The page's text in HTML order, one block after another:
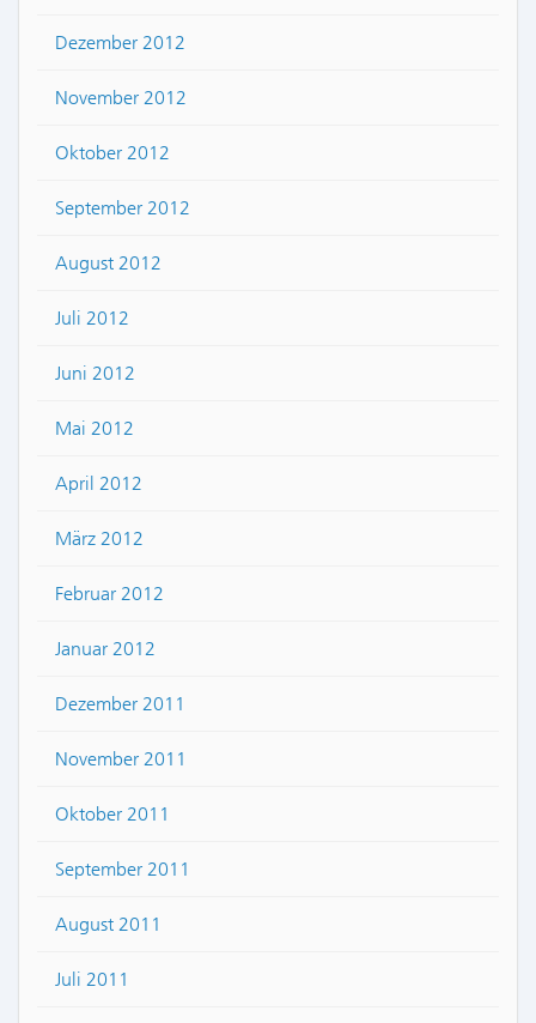
Dezember 2012
November 2012
Oktober 2012
September 2012
August 2012
Juli 2012
Juni 2012
Mai 2012
April 2012
März 2012
Februar 2012
Januar 2012
Dezember 2011
November 2011
Oktober 2011
September 2011
August 2011
Juli 2011